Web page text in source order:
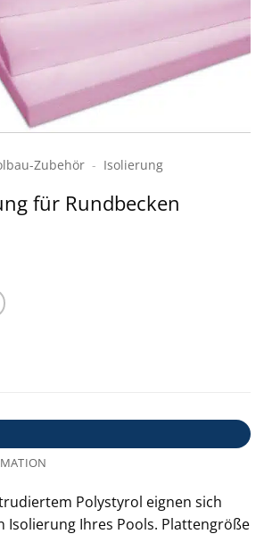
Zubehör - Isolierung
für Rundbecken
Polystyrol eignen sich
Isolierung Ihres Pools. Plattengröße